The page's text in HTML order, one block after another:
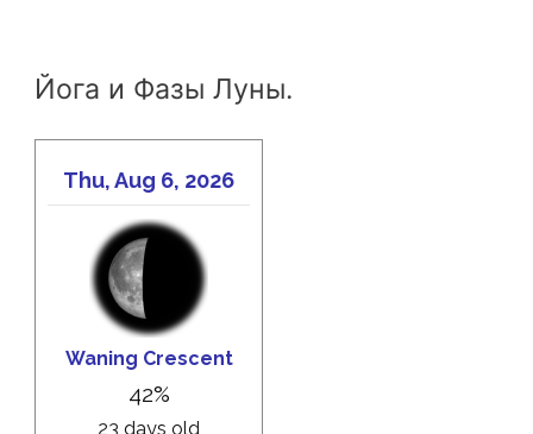
Йога и Фазы Луны.